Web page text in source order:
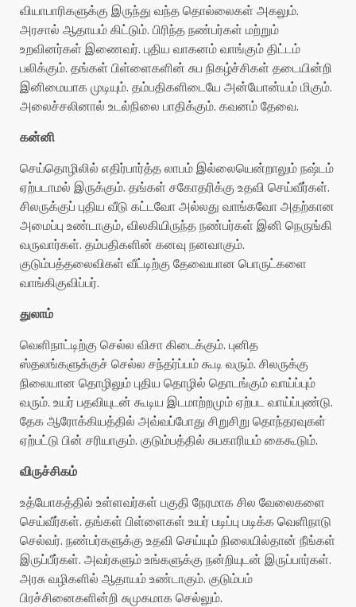
வியாபாரிகளுக்கு இருந்து வந்த தொல்லைகள் அகலும்.
அரசால் ஆதாயம் கிட்டும். பிரிந்த நண்பர்கள் மற்றும்
உறவினர்கள் இணைவர். புதிய வாகனம் வாங்கும் திட்டம்
பலிக்கும். தங்கள் பிள்ளைகளின் சுப நிகழ்ச்சிகள் தடையின்றி
இனிமையாக முடியும். தம்பதிகளிடையே அன்யோன்யம் மிகும்.
அலைச்சலினால் உடல்நிலை பாதிக்கும். கவனம் தேவை.
கன்னி
செய்தொழிலில் எதிர்பார்த்த லாபம் இல்லையென்றாலும் நஷ்டம்
ஏற்படாமல் இருக்கும். தங்கள் சகோதரிக்கு உதவி செய்வீர்கள்.
சிலருக்குப் புதிய வீடு கட்டவோ அல்லது வாங்கவோ அதற்கான
அமைப்பு உண்டாகும், விலகியிருந்த நண்பர்கள் இனி நெருங்கி
வருவார்கள். தம்பதிகளின் கனவு நனவாகும்.
குடும்பத்தலைவிகள் வீட்டிற்கு தேவையான பொருட்களை
வாங்கிகுவிப்பர்.
துலாம்
வெளிநாட்டிற்கு செல்ல விசா கிடைக்கும். புனித
ஸ்தலங்களுக்குச் செல்ல சந்தர்ப்பம் கூடி வரும். சிலருக்கு
நிலையான தொழிலும் புதிய தொழில் தொடங்கும் வாய்ப்பும்
வரும். உயர் பதவியுடன் கூடிய இடமாற்றமும் ஏற்பட வாய்ப்புண்டு.
தேக ஆரோக்கியத்தில் அவ்வப்போது சிறுசிறு தொந்தரவுகள்
ஏற்பட்டு பின் சரியாகும். குடும்பத்தில் சுபகாரியம் கைகூடும்.
விருச்சிகம்
உத்யோகத்தில் உள்ளவர்கள் பகுதி நேரமாக சில வேலைகளை
செய்வீர்கள். தங்கள் பிள்ளைகள் உயர் படிப்பு படிக்க வெளிநாடு
செல்வர். நண்பர்களுக்கு உதவி செய்யும் நிலையில்தான் நீங்கள்
இருப்பீர்கள். அவர்களும் உங்களுக்கு நன்றியுடன் இருப்பார்கள்.
அரசு வழிகளில் ஆதாயம் உண்டாகும். குடும்பம்
பிரச்சினைகளின்றி சுமுகமாக செல்லும்.